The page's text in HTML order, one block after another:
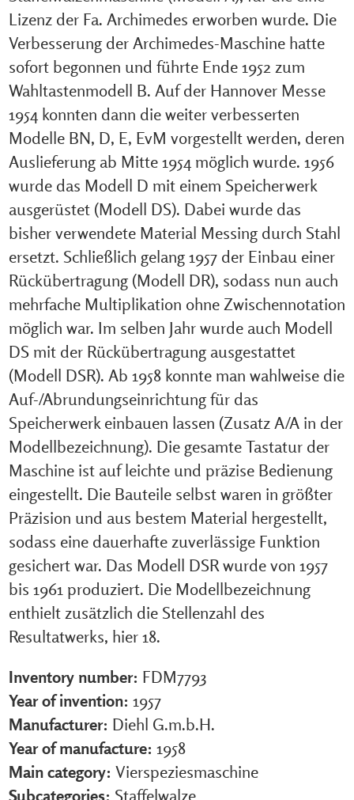
Lizenz der Fa. Archimedes erworben wurde. Die
Verbesserung der Archimedes-Maschine hatte
sofort begonnen und führte Ende 1952 zum
Wahltastenmodell B. Auf der Hannover Messe
1954 konnten dann die weiter verbesserten
Modelle BN, D, E, EvM vorgestellt werden, deren
Auslieferung ab Mitte 1954 möglich wurde. 1956
wurde das Modell D mit einem Speicherwerk
ausgerüstet (Modell DS). Dabei wurde das
bisher verwendete Material Messing durch Stahl
ersetzt. Schließlich gelang 1957 der Einbau einer
Rückübertragung (Modell DR), sodass nun auch
mehrfache Multiplikation ohne Zwischennotation
möglich war. Im selben Jahr wurde auch Modell
DS mit der Rückübertragung ausgestattet
(Modell DSR). Ab 1958 konnte man wahlweise die
Auf-/Abrundungseinrichtung für das
Speicherwerk einbauen lassen (Zusatz A/A in der
Modellbezeichnung). Die gesamte Tastatur der
Maschine ist auf leichte und präzise Bedienung
eingestellt. Die Bauteile selbst waren in größter
Präzision und aus bestem Material hergestellt,
sodass eine dauerhafte zuverlässige Funktion
gesichert war. Das Modell DSR wurde von 1957
bis 1961 produziert. Die Modellbezeichnung
enthielt zusätzlich die Stellenzahl des
Resultatwerks, hier 18.
Inventory number: FDM7793
Year of invention: 1957
Manufacturer: Diehl G.m.b.H.
Year of manufacture: 1958
Main category: Vierspeziesmaschine
Subcategories: Staffelwalze